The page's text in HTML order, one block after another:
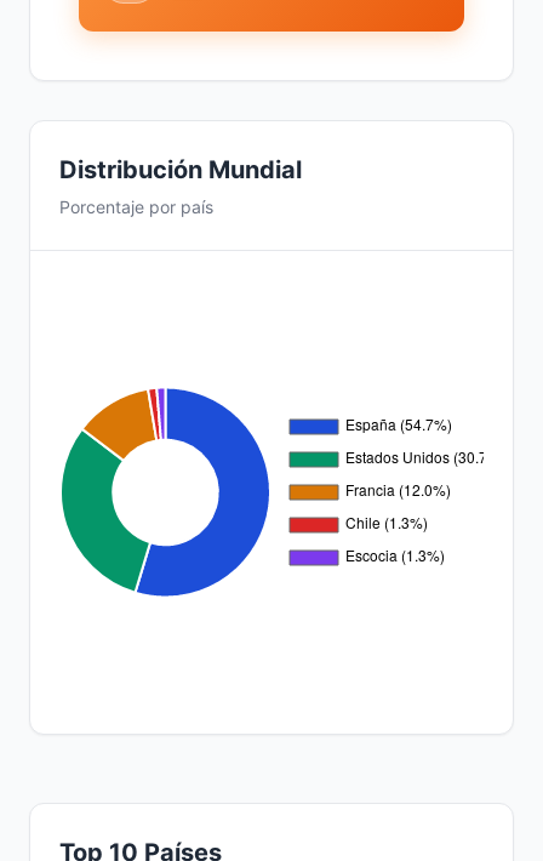
Distribución Mundial
Porcentaje por país
Top 10 Países